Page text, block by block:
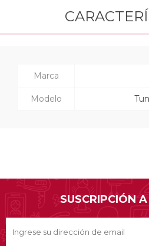
Marca
Modelo
SUSCRIPCIÓN